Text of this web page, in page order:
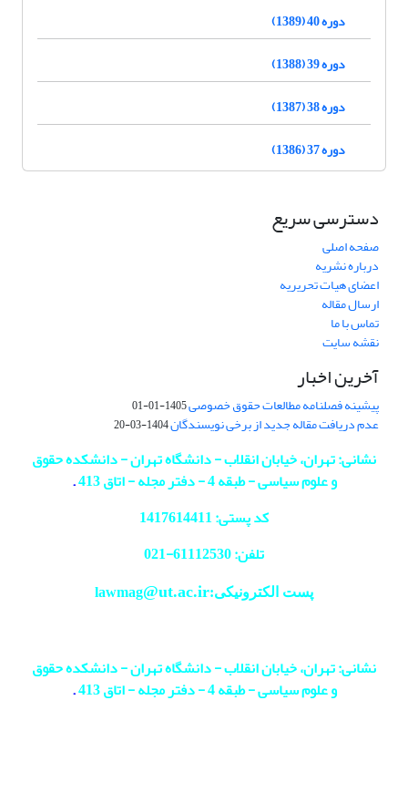
دوره 40 (1389)
دوره 39 (1388)
دوره 38 (1387)
دوره 37 (1386)
دسترسی سریع
صفحه اصلی
درباره نشریه
اعضای هیات تحریریه
ارسال مقاله
تماس با ما
نقشه سایت
آخرین اخبار
پیشینه فصلنامه مطالعات حقوق خصوصی1405-01-01
عدم دریافت مقاله جدید از برخی نویسندگان1404-03-20
نشانی: تهران، خیابان انقلاب - دانشگاه تهران - دانشکده حقوق
و علوم سیاسی - طبقه 4 - دفتر مجله - اتاق 413
.
کد پستی: 1417614411
تلفن: 61112530-
021
پست الکترونیکی:lawmag@ut.ac.ir
نشانی: تهران، خیابان انقلاب - دانشگاه تهران - دانشکده حقوق
و علوم سیاسی - طبقه 4 - دفتر مجله - اتاق 413
.